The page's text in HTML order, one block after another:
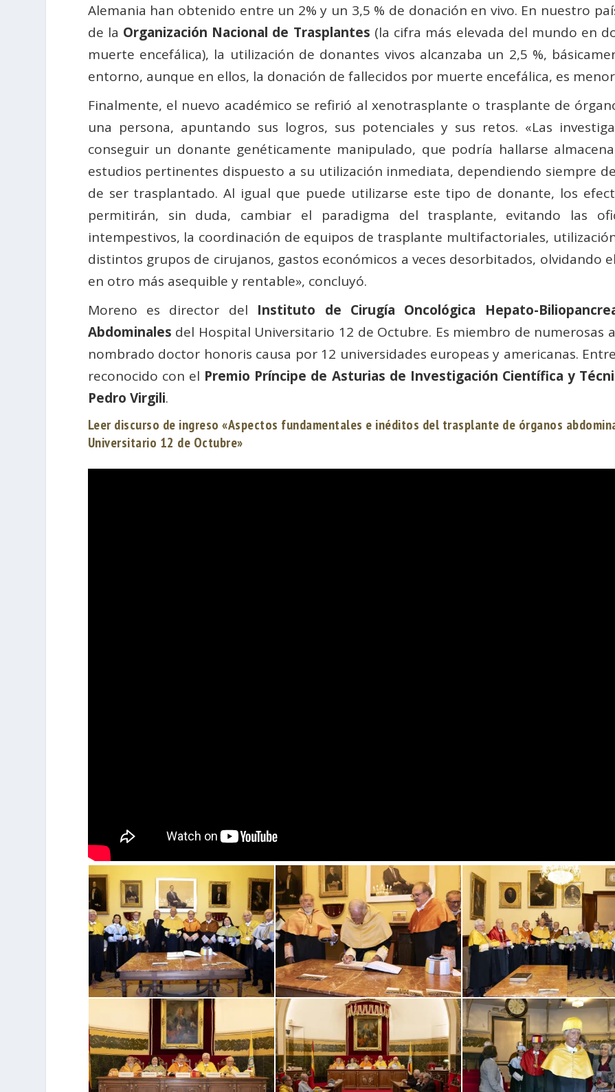
Alemania han obtenido entre un 2% y un 3,5 % de donación en vivo. En nuestro
de la Organización Nacional de Trasplantes (la cifra más elevada del mundo en
muerte encefálica), la utilización de donantes vivos alcanzaba un 2,5 %,
entorno, aunque en ellos, la donación de fallecidos por muerte encefálica, es
Finalmente, el nuevo académico se refirió al xenotrasplante o trasplante de
una persona, apuntando sus logros, sus potenciales y sus retos. «Las
conseguir un donante genéticamente manipulado, que podría hallarse
estudios pertinentes dispuesto a su utilización inmediata, dependiendo siempre
de ser trasplantado. Al igual que puede utilizarse este tipo de donante, los
permitirán, sin duda, cambiar el paradigma del trasplante, evitando las
intempestivos, la coordinación de equipos de trasplante multifactoriales,
distintos grupos de cirujanos, gastos económicos a veces desorbitados, olvidando
en otro más asequible y rentable», concluyó.
Moreno es director del Instituto de Cirugía Oncológica Hepato-
Abdominales del Hospital Universitario 12 de Octubre. Es miembro de numerosas
nombrado doctor honoris causa por 12 universidades europeas y americanas.
reconocido con el Premio Príncipe de Asturias de Investigación Científica y
Pedro Virgili.
Leer discurso de ingreso «Aspectos fundamentales e inéditos del trasplante de órganos
Universitario 12 de Octubre»